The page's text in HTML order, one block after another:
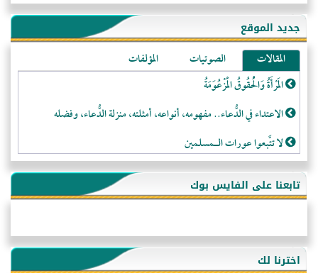
جديد الموقع
المقالات الصوتيات
المؤلفات
المَرْأَةُ وَالْحُقُوقُ الْمَزْعُوَمَةُ
الاعتداء في الدُّعاء.. مفهومه، أنواعه، أمثلته، منزلة الدُّعاء، وفضله
لا تتَّبعوا عورات الـمسلمين
فقه النَّصيحة عند الصَّحابة الكرام رضي الله عنهم
لَا عِزَّةَ إِلَّا بِالإِسْلَامِ
هذه سبيلنا فماذا تنقمون؟!
أُسُـسُ بَـيْـتِ الـمُسْـلِمِ
تابعنا على الفايس بوك
اخترنا لك